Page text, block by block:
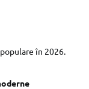
în 2026.